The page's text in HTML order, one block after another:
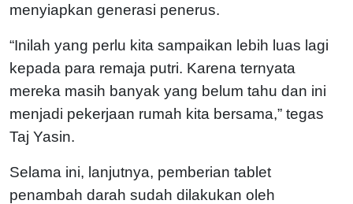
menyiapkan generasi penerus.
“Inilah yang perlu kita sampaikan lebih luas lagi
kepada para remaja putri. Karena ternyata
mereka masih banyak yang belum tahu dan ini
menjadi pekerjaan rumah kita bersama,” tegas
Taj Yasin.
Selama ini, lanjutnya, pemberian tablet
penambah darah sudah dilakukan oleh